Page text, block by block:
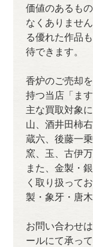
価値のあるも
なくありませ
る優れた作品
待できます。
香炉のご売却
持つ当店「ま
主な買取対象
山、酒井田柿
蔵六、後藤一
窯、玉、古伊
また、金製・
く取り扱って
製・象牙・唐
お問い合わせ
ールにて承って